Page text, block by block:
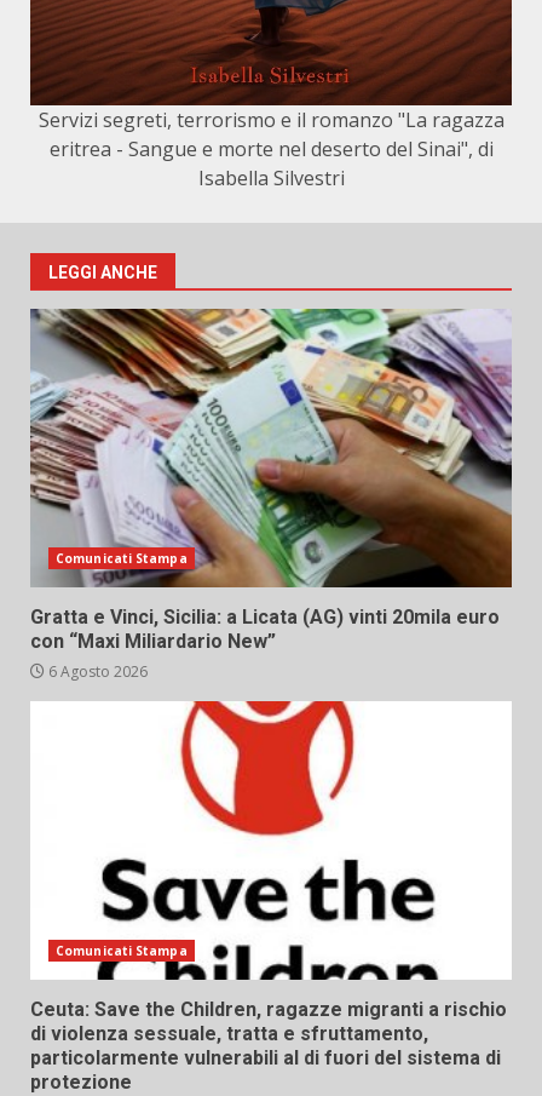
Servizi segreti, terrorismo e il romanzo "La ragazza
eritrea - Sangue e morte nel deserto del Sinai", di
Isabella Silvestri
LEGGI ANCHE
Comunicati Stampa
Gratta e Vinci, Sicilia: a Licata (AG) vinti 20mila euro
con “Maxi Miliardario New”
6 Agosto 2026
Comunicati Stampa
Ceuta: Save the Children, ragazze migranti a rischio
di violenza sessuale, tratta e sfruttamento,
particolarmente vulnerabili al di fuori del sistema di
protezione